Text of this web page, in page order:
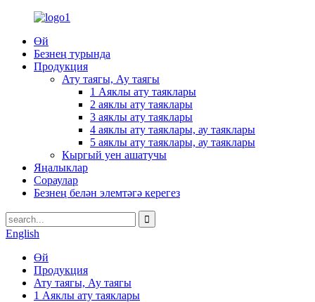
Өй
Безнең турында
Продукция
Ату таягы, Ау таягы
1 Аяклы ату таяклары
2 аяклы ату таяклары
3 аяклы ату таяклары
4 аяклы ату таяклары, ау таяклары
5 аяклы ату таяклары, ау таяклары
Кыргый уен ашатучы
Яңалыклар
Сораулар
Безнең белән элемтәгә керегез
English
Өй
Продукция
Ату таягы, Ау таягы
1 Аяклы ату таяклары